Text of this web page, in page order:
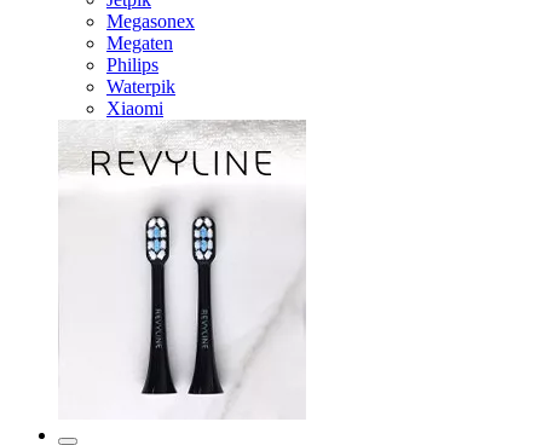
Megasonex
Megaten
Philips
Waterpik
Xiaomi